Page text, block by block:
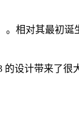
。相对其最初诞
的设计带来了